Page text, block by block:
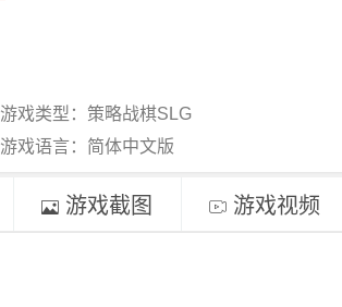
游戏类型：策略战棋SLG
游戏语言：简体中文版
游戏截图 游戏视频